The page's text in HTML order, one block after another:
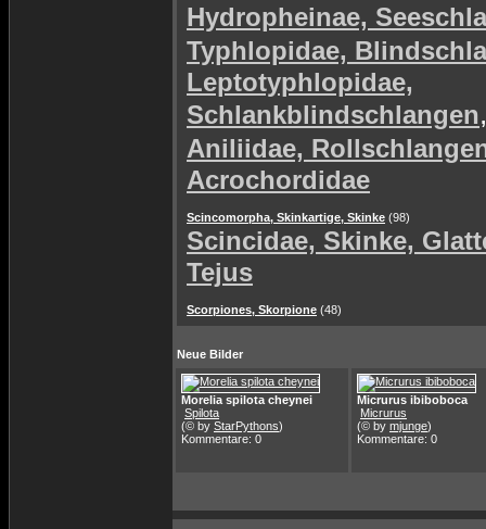
Hydropheinae,
Typhlopidae,
Leptotyphlopidae,
Schlankblindschlangen,
Aniliidae,
Acrochordidae
Scincomorpha, Skinkartige, Skinke (98)
Scincidae, Skinke,
Tejus
Scorpiones, Skorpione (48)
Neue Bilder
Morelia spilota cheynei
Spilota
(© by StarPythons)
Kommentare: 0
Micrurus ibiboboca
Micrurus
(© by mjunge)
Kommentare: 0